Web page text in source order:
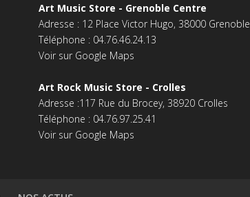
Art Music Store - Grenoble Centre
Adresse : 12 Place Victor Hugo, 38000 Grenoble
Téléphone : 04.76.46.24.13
Voir sur Google Maps
Art Rock Music Store - Crolles
Adresse :117 Rue du Brocey, 38920 Crolles
Téléphone : 04.76.97.25.41
Voir sur Google Maps